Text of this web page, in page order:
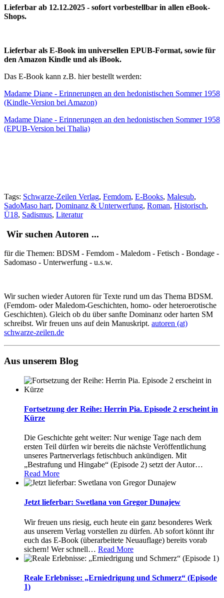
Lieferbar ab 12.12.2025 - sofort vorbestellbar in allen eBook-
Shops.
Lieferbar als E-Book im universellen EPUB-Format, sowie für
den Amazon Kindle und als iBook.
Das E-Book kann z.B. hier bestellt werden:
Madame Diane - Erinnerungen an den hedonistischen Sommer 1958
(Kindle-Version bei Amazon)
Madame Diane - Erinnerungen an den hedonistischen Sommer 1958
(EPUB-Version bei Thalia)
Tags: Schwarze-Zeilen Verlag, Femdom, E-Books, Malesub,
SadoMaso hart, Dominanz & Unterwerfung, Roman, Historisch,
Ü18, Sadismus, Literatur
Wir suchen Autoren ...
für die Themen: BDSM - Femdom - Maledom - Fetisch - Bondage -
Sadomaso - Unterwerfung - u.s.w.
Wir suchen wieder Autoren für Texte rund um das Thema BDSM.
(Femdom- oder Maledom-Geschichten, homo- oder heteroerotische
Geschichten). Gleich ob du über sanfte Dominanz oder harten SM
schreibst. Wir freuen uns auf dein Manuskript. autoren (at)
schwarze-zeilen.de
Aus unserem Blog
Fortsetzung der Reihe: Herrin Pia. Episode 2 erscheint in
Kürze
Die Geschichte geht weiter: Nur wenige Tage nach dem
ersten Teil dürfen wir bereits die nächste Veröffentlichung
unseres Partnerverlags fetischbuch ankündigen. Mit
„Bestrafung und Hingabe“ (Episode 2) setzt der Autor…
Read More
Jetzt lieferbar: Swetlana von Gregor Dunajew
Wir freuen uns riesig, euch heute ein ganz besonderes Werk
aus unserem Verlag vorstellen zu dürfen. Ab sofort könnt ihr
euch das E-Book (überarbeitete Neuauflage) bereits vorab
sichern! Wer schnell… Read More
Reale Erlebnisse: „Erniedrigung und Schmerz“ (Episode
1)